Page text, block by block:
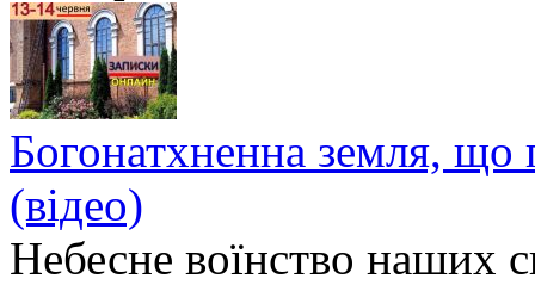
Богонатхненна земля, що
(відео)
Небесне воїнство наших